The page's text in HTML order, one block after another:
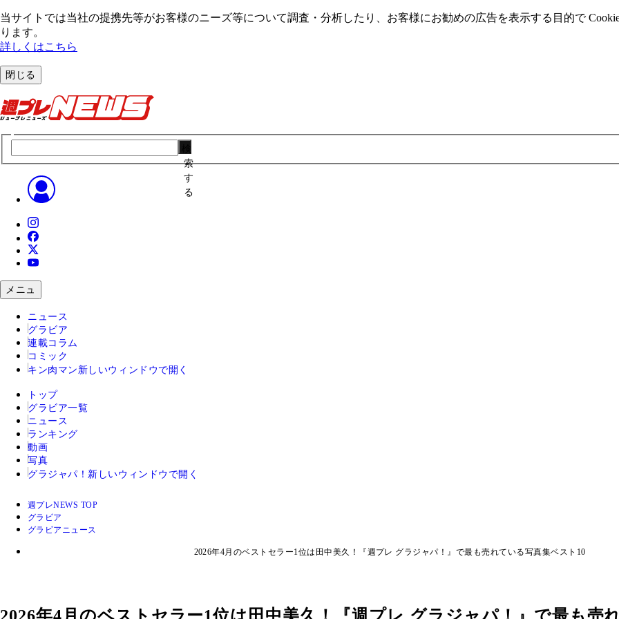
当サイトでは当社の提携先等がお客様のニーズ等について調査・分析したり、お客様にお勧めの広告を表⽰する⽬的で
ります。
詳しくはこちら
閉じる
索
す
る
メニュ
ニュース
グラビア
連載コラム
コミック
キン肉マン 新しいウィンドウで開く
トップ
グラビア一覧
ニュース
ランキング
動画
写真
グラジャパ！ 新しいウィンドウで開く
週プレNEWS TOP
グラビア
グラビアニュース
2026年4月のベストセラー1位は田中美久！『週プレ グラジャパ！』で最も売れている写真集ベスト10
2026年4月のベストセラー1位は田中美久！『週プレ グラジャパ！』で最も売